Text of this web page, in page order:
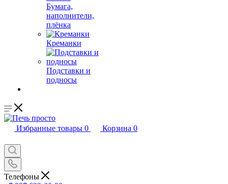
Бумага,
наполнители,
плёнка
Креманки
Подставки и
подносы
Избранные товары 0 Корзина 0
Телефоны